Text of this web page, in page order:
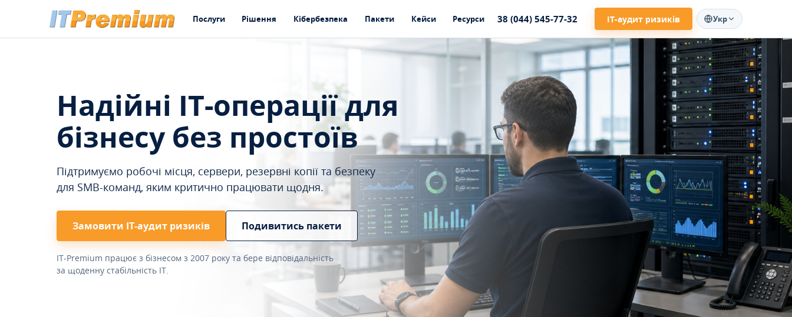
Послуги Рішення Кібербезпека Пакети Кейси Ресурси 38 (044) 545-77-32 ІТ-аудит ризиків Укр
Надійні IT-операції для
бізнесу без простоїв
Підтримуємо робочі місця, сервери, резервні копії та безпеку
для SMB-команд, яким критично працювати щодня.
Замовити ІТ-аудит ризиків Подивитись пакети
IT-Premium працює з бізнесом з 2007 року та бере відповідальність
за щоденну стабільність IT.